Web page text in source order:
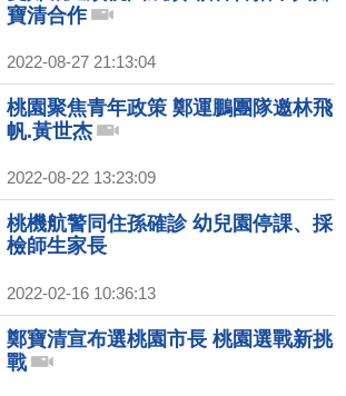
寶清合作
2022-08-27 21:13:04
桃園聚焦青年政策 鄭運鵬團隊邀林飛
帆.黃世杰
2022-08-22 13:23:09
桃機航警同住孫確診 幼兒園停課、採
檢師生家長
2022-02-16 10:36:13
鄭寶清宣布選桃園市長 桃園選戰新挑
戰